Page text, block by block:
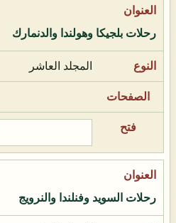
رحلات بلجيكا وهولندا والدنمارك
المجلد العاشر
رحلات السويد وفنلندا والنرويج